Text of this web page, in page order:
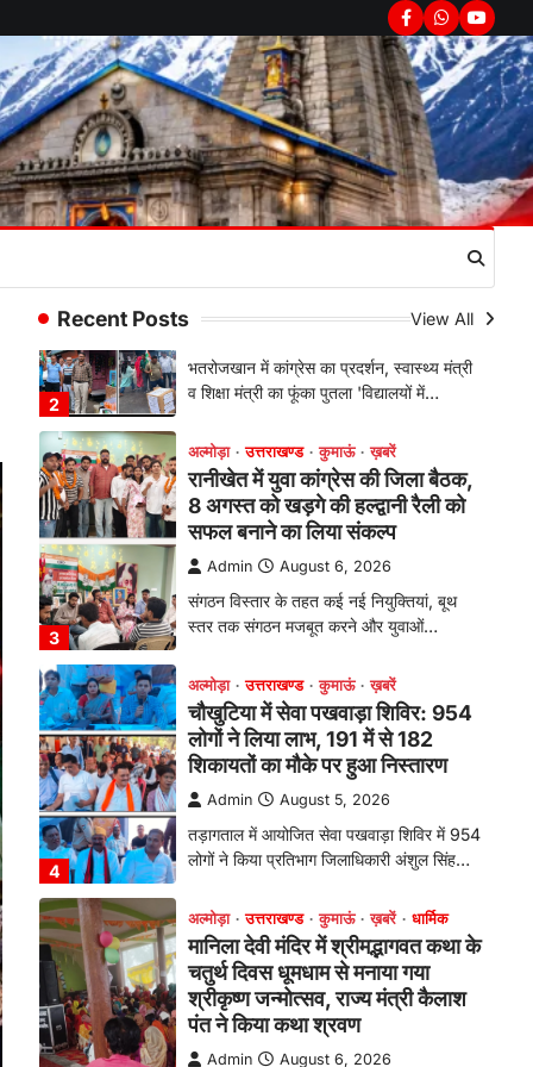
Facebook
Whatsapp
Recent Posts View All
2
Admin August 6, 2026
भतरोजखान में कांग्रेस का प्रदर्शन, स्वास्थ्य मंत्री
व शिक्षा मंत्री का फूंका पुतला 'विद्यालयों में…
3
अल्मोड़ा उत्तराखण्ड कुमाऊं ख़बरें
रानीखेत में युवा कांग्रेस की जिला बैठक,
8 अगस्त को खड़गे की हल्द्वानी रैली को
संगठन विस्तार के तहत कई नई नियुक्तियां, बूथ
4
अल्मोड़ा उत्तराखण्ड कुमाऊं ख़बरें
लोगों ने लिया लाभ, 191 में से 182
शिकायतों का मौके पर हुआ निस्तारण
Admin August 5, 2026
लोगों ने किया प्रतिभाग जिलाधिकारी अंशुल सिंह…
1
अल्मोड़ा उत्तराखण्ड कुमाऊं ख़बरें धार्मिक
चतुर्थ दिवस धूमधाम से मनाया गया
श्रीकृष्ण जन्मोत्सव, राज्य मंत्री कैलाश
पंत ने किया कथा श्रवण
Admin August 6, 2026
रानीखेत। मानिला देवी मंदिर, कमराड़/विनायक क्षेत्र
में आयोजित श्रीमद्भागवत कथा के चतुर्थ दिवस
गुरुवार को…
अल्मोड़ा उत्तराखण्ड कुमाऊं ख़बरें
रानीखेत में शिक्षा-स्वास्थ्य व्यवस्था पर
फूटा कांग्रेस का गुस्सा, मंत्री और
सरकार का पुतला फूंका
Admin August 6, 2026